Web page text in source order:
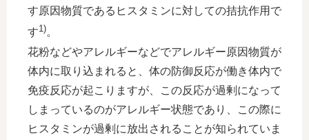
す原因物質であるヒスタミンに対しての拮抗作用で
す1)。
花粉などやアレルギーなどでアレルギー原因物質が
体内に取り込まれると、体の防御反応が働き体内で
免疫反応が起こりますが、この反応が過剰になって
しまっているのがアレルギー状態であり、この際に
ヒスタミンが過剰に放出されることが知られていま